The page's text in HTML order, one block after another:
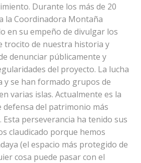
Durante los más de 20
la Coordinadora Montaña
en su empeño de divulgar los
trocito de nuestra historia y
denunciar públicamente y
del proyecto. La lucha
y se han formado grupos de
varias islas. Actualmente es la
defensa del patrimonio más
Esta perseverancia ha tenido sus
claudicado porque hemos
(el espacio más protegido de
cosa puede pasar con el